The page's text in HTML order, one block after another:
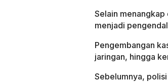
Selain
menjadi
Pengembangan
jaringan, hingga
Sebelumnya,